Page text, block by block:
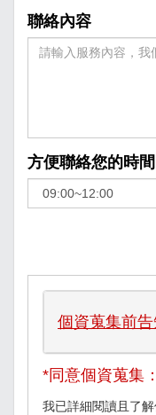
聯絡內容
方便聯絡您的時間
個資蒐集前
*同意個資蒐集：
我已詳細閱讀且了